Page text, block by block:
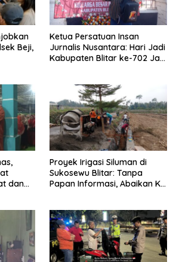
Beji,
Ketua Persatuan Insan
Jurnalis Nusantara: Hari Jadi
Kabupaten Blitar ke-702 Jadi
dan
Proyek Irigasi Siluman di
Sukosewu Blitar: Tanpa
Papan Informasi, Abaikan K3,